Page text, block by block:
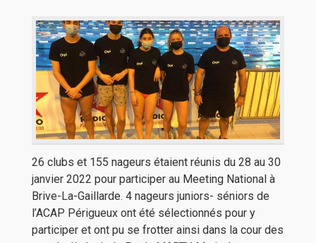
26 clubs et 155 nageurs étaient réunis du 28 au 30
janvier 2022 pour participer au Meeting National à
Brive-La-Gaillarde. 4 nageurs juniors- séniors de
l’ACAP Périgueux ont été sélectionnés pour y
participer et ont pu se frotter ainsi dans la cour des